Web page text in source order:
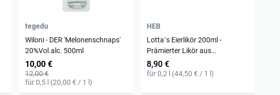
tegedu
Wiloni - DER 'Melonenschnaps'
20%Vol.alc. 500ml
10,00 €
12,00 €
für 0,5 l (20,00 € / 1 l)
HEB
Lotta`s Eierlikör 200ml -
Prämierter Likör aus
Niedersachsen
8,90 €
für 0,2 l (44,50 € / 1 l)